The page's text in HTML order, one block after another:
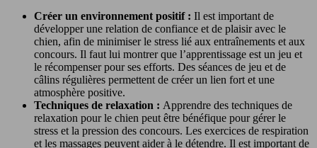
Créer un environnement positif : Il est important de
développer une relation de confiance et de plaisir avec le
chien, afin de minimiser le stress lié aux entraînements et aux
concours. Il faut lui montrer que l’apprentissage est un jeu et
le récompenser pour ses efforts. Des séances de jeu et de
câlins régulières permettent de créer un lien fort et une
atmosphère positive.
Techniques de relaxation : Apprendre des techniques de
relaxation pour le chien peut être bénéfique pour gérer le
stress et la pression des concours. Les exercices de respiration
et les massages peuvent aider à le détendre. Il est important de